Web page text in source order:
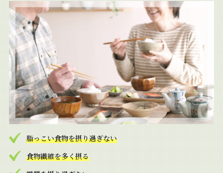
脂っこい食物を摂り過ぎない
食物繊維を多く摂る